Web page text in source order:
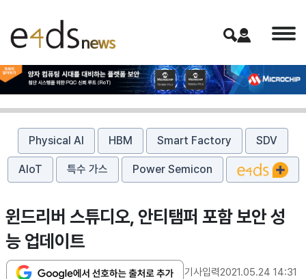
Physical AI HBM Smart Factory SDV
AIoT 특수 가스 Power Semicon
윈드리버 스튜디오, 안티탬퍼 포함 보안 성
능 업데이트
기사입력2021.05.24 14:31